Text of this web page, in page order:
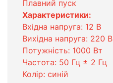
Плавний пуск
Характеристики:
Вхідна напруга: 12 В
Вихідна напруга: 220 В
Потужність: 1000 Вт
Частота: 50 Гц ± 2 Гц
Колір: синій